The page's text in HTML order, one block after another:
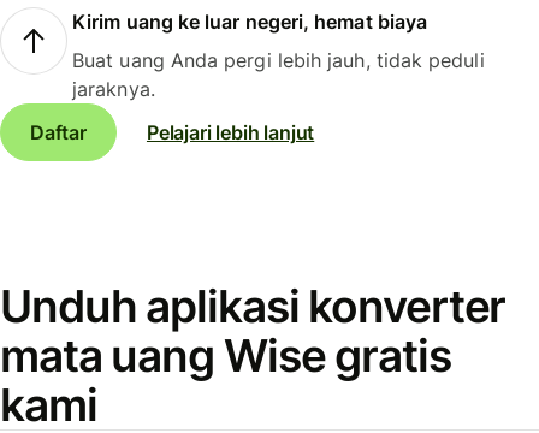
Kirim uang ke luar negeri, hemat biaya
Buat uang Anda pergi lebih jauh, tidak peduli
jaraknya.
Daftar
Pelajari lebih lanjut
Unduh aplikasi konverter
mata uang Wise gratis
kami